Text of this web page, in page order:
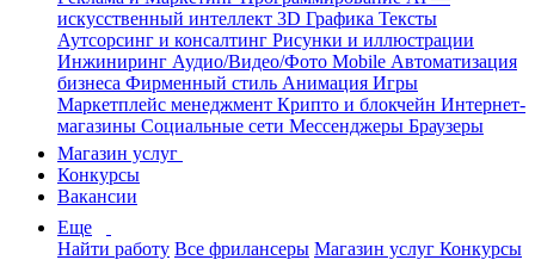
искусственный интеллект 3D Графика Тексты
Аутсорсинг и консалтинг Рисунки и иллюстрации
Инжиниринг Аудио/Видео/Фото Mobile Автоматизация
бизнеса Фирменный стиль Анимация Игры
Маркетплейс менеджмент Крипто и блокчейн Интернет-
магазины Социальные сети Мессенджеры Браузеры
Магазин услуг
Конкурсы
Вакансии
Еще
Найти работу Все фрилансеры Магазин услуг Конкурсы